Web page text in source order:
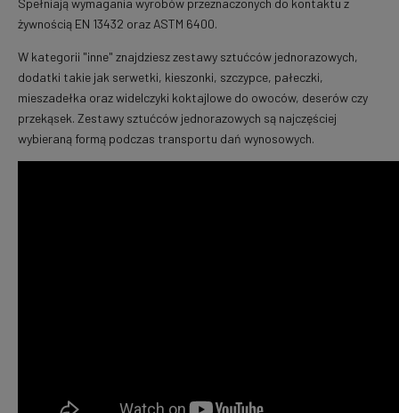
Spełniają wymagania wyrobów przeznaczonych do kontaktu z
żywnością EN 13432 oraz ASTM 6400.
W kategorii "inne" znajdziesz zestawy sztućców jednorazowych,
dodatki takie jak serwetki, kieszonki, szczypce, pałeczki,
mieszadełka oraz widelczyki koktajlowe do owoców, deserów czy
przekąsek. Zestawy sztućców jednorazowych są najczęściej
wybieraną formą podczas transportu dań wynosowych.